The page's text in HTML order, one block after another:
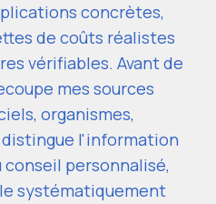
concrètes,
de coûts réalistes
vérifiables. Avant de
mes sources
organismes,
l'information
conseil personnalisé,
systématiquement